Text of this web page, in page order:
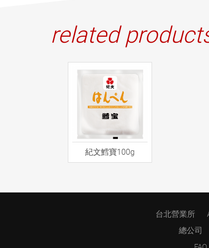
related
紀文鱈寶100g
台北營業所
總公司